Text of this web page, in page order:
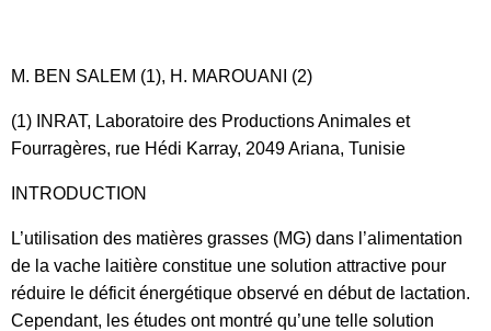
M. BEN SALEM (1), H. MAROUANI (2)
(1) INRAT, Laboratoire des Productions Animales et
Fourragères, rue Hédi Karray, 2049 Ariana, Tunisie
INTRODUCTION
L’utilisation des matières grasses (MG) dans l’alimentation
de la vache laitière constitue une solution attractive pour
réduire le déficit énergétique observé en début de lactation.
Cependant, les études ont montré qu’une telle solution